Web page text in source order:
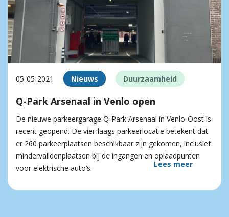
05-05-2021 Nieuws Duurzaamheid
Q-Park Arsenaal in Venlo open
De nieuwe parkeergarage Q-Park Arsenaal in Venlo-Oost is
recent geopend. De vier-laags parkeerlocatie betekent dat
er 260 parkeerplaatsen beschikbaar zijn gekomen, inclusief
mindervalidenplaatsen bij de ingangen en oplaadpunten
voor elektrische auto’s.
Lees meer